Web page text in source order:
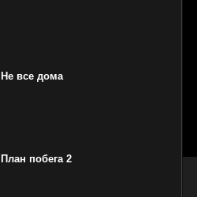
Не все дома
План побега 2